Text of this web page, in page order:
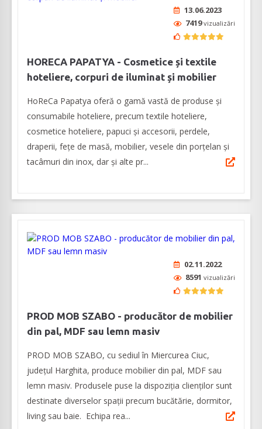
13.06.2023
7419vizualizări
HORECA PAPATYA - Cosmetice și textile
hoteliere, corpuri de iluminat și mobilier
HoReCa Papatya oferă o gamă vastă de produse și
consumabile hoteliere, precum textile hoteliere,
cosmetice hoteliere, papuci și accesorii, perdele,
draperii, fețe de masă, mobilier, vesele din porțelan și
tacâmuri din inox, dar și alte pr...
02.11.2022
8591 vizualizări
PROD MOB SZABO - producător de mobilier
din pal, MDF sau lemn masiv
PROD MOB SZABO, cu sediul în Miercurea Ciuc,
județul Harghita, produce mobilier din pal, MDF sau
lemn masiv. Produsele puse la dispoziția clienților sunt
destinate diverselor spații precum bucătărie, dormitor,
living sau baie. Echipa rea...